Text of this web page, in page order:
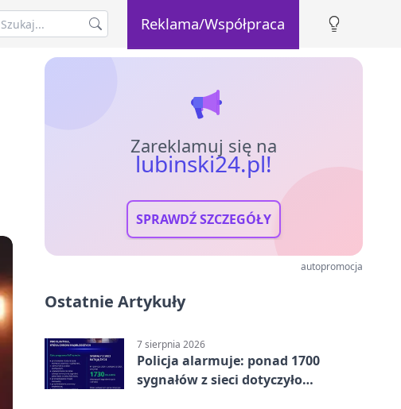
Reklama/Współpraca
Zareklamuj się na
lubinski24.pl!
SPRAWDŹ SZCZEGÓŁY
autopromocja
Ostatnie Artykuły
7 sierpnia 2026
Policja alarmuje: ponad 1700
sygnałów z sieci dotyczyło